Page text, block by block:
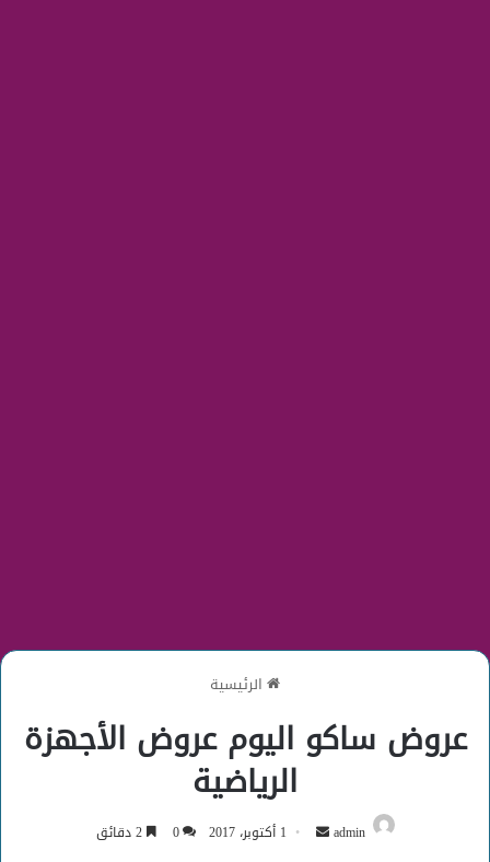
الرئيسية
عروض ساكو اليوم عروض الأجهزة
الرياضية
admin
أرسل 1 أكتوبر، 2017 0 2 دقائق